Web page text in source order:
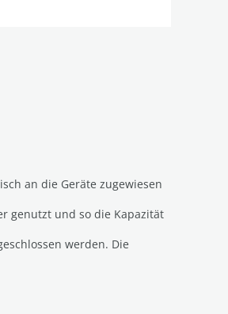
an die Geräte zugewiesen
genutzt und so die Kapazität
werden. Die